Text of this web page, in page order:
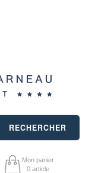
RECHERCHER
Mon panier
0 article